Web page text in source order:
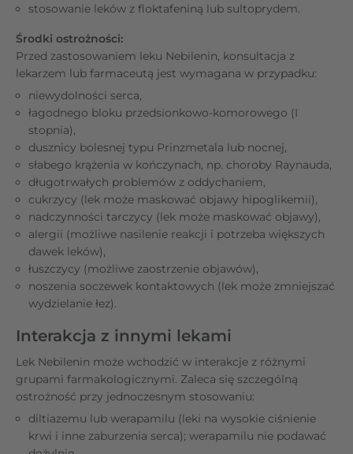
stosowanie leków z floktafeniną lub sultoprydem.
Środki ostrożności:
Przed zastosowaniem leku Nebilenin, konsultacja z
lekarzem lub farmaceutą jest wymagana w przypadku:
niewydolności serca,
łagodnego bloku przedsionkowo-komorowego (I
stopnia),
dusznicy bolesnej typu Prinzmetala lub nocnej,
słabego krążenia w kończynach, np. choroby Raynauda,
długotrwałych problemów z oddychaniem,
cukrzycy (lek może maskować objawy hipoglikemii),
nadczynności tarczycy (lek może maskować objawy),
alergii (możliwe nasilenie reakcji i potrzeba większych
dawek leków),
łuszczycy (możliwe zaostrzenie objawów),
noszenia soczewek kontaktowych (lek może zmniejszać
wydzielanie łez).
Interakcja z innymi lekami
Lek Nebilenin może wchodzić w interakcje z różnymi
grupami farmakologicznymi. Zaleca się szczególną
ostrożność przy jednoczesnym stosowaniu:
diltiazemu lub werapamilu (leki na wysokie ciśnienie
krwi i inne zaburzenia serca); werapamilu nie podawać